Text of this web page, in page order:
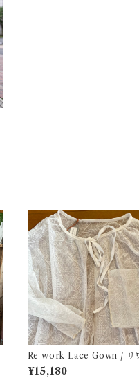
Re work Lace Gown / リ
レース ガウン 古着
¥15,180